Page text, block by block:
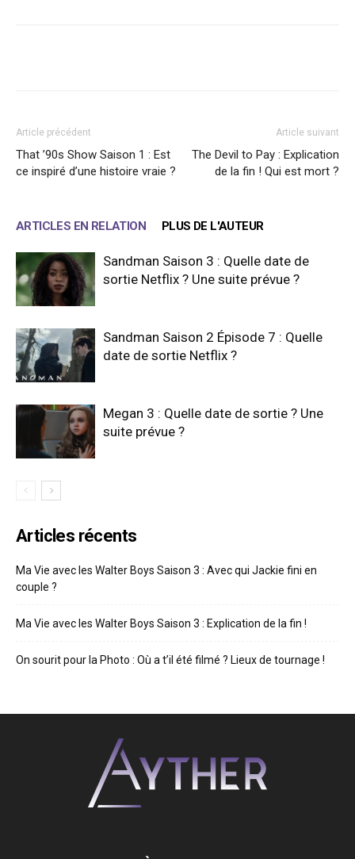
Article précédent
That ’90s Show Saison 1 : Est
ce inspiré d’une histoire vraie ?
Article suivant
The Devil to Pay : Explication
de la fin ! Qui est mort ?
ARTICLES EN RELATION PLUS DE L'AUTEUR
Sandman Saison 3 : Quelle date de
sortie Netflix ? Une suite prévue ?
Sandman Saison 2 Épisode 7 : Quelle
date de sortie Netflix ?
Megan 3 : Quelle date de sortie ? Une
suite prévue ?
Articles récents
Ma Vie avec les Walter Boys Saison 3 : Avec qui Jackie fini en
couple ?
Ma Vie avec les Walter Boys Saison 3 : Explication de la fin !
On sourit pour la Photo : Où a t’il été filmé ? Lieux de tournage !